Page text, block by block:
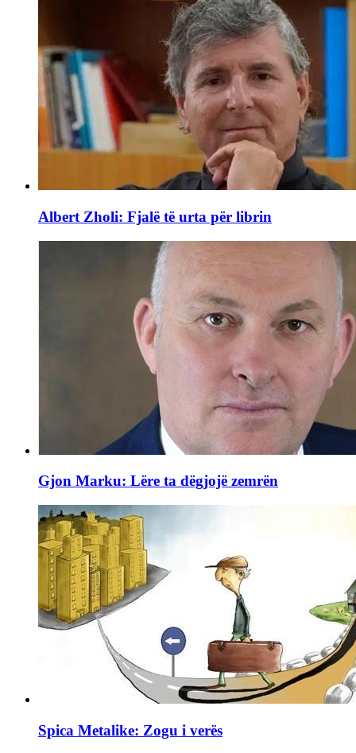
Albert Zholi: Fjalë të urta për librin
Gjon Marku: Lëre ta dëgjojë zemrën
Spica Metalike: Zogu i verës